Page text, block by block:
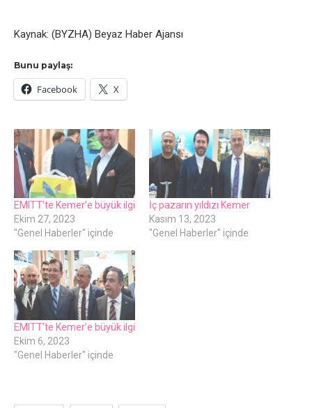
Kaynak: (BYZHA) Beyaz Haber Ajansı
Bunu paylaş:
Facebook X
EMITT’te Kemer’e büyük ilgi
Ekim 27, 2023
"Genel Haberler" içinde
İç pazarın yıldızı Kemer
Kasım 13, 2023
"Genel Haberler" içinde
EMITT’te Kemer’e büyük ilgi
Ekim 6, 2023
"Genel Haberler" içinde